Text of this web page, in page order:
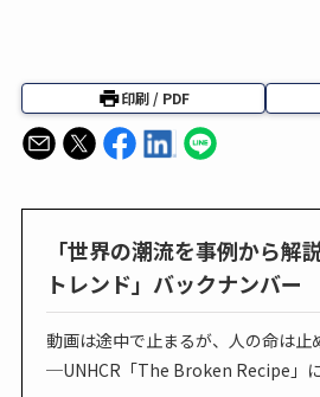
印刷 / PDF
「世界の潮流を事例から解
トレンド」バックナンバー
動画は途中で止まるが、人の命は止
─UNHCR「The Broken Recipe」